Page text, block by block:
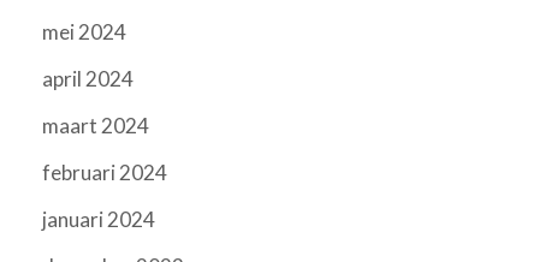
mei 2024
april 2024
maart 2024
februari 2024
januari 2024